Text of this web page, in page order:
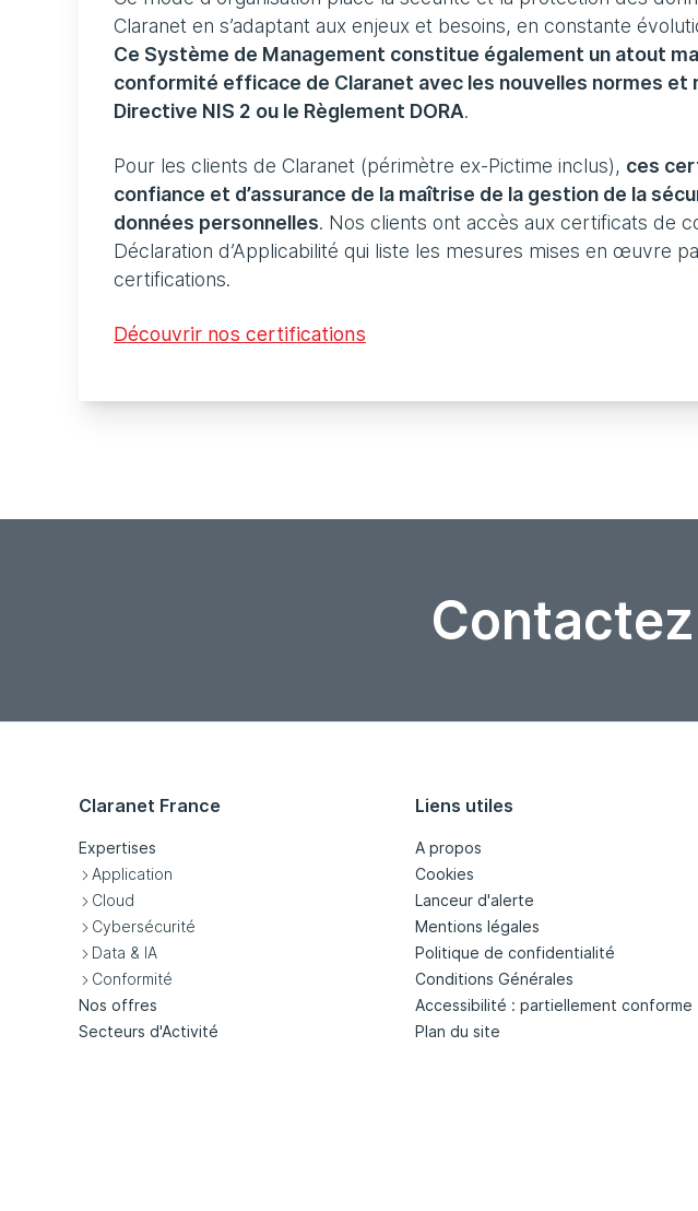
Claranet en s’adaptant aux enjeux et besoins, en constante
Ce Système de Management constitue également un atout
conformité efficace de Claranet avec les nouvelles normes et
Directive NIS 2 ou le Règlement DORA.
Pour les clients de Claranet (périmètre ex-Pictime inclus), ces
confiance et d’assurance de la maîtrise de la gestion de la
données personnelles. Nos clients ont accès aux certificats de
Déclaration d’Applicabilité qui liste les mesures mises en œuvre
certifications.
Découvrir nos certifications
Claranet France
Expertises
Application
Cloud
Cybersécurité
Data & IA
Conformité
Nos offres
Secteurs d'Activité
Liens utiles
A propos
Cookies
Lanceur d'alerte
Mentions légales
Politique de confidentialité
Conditions Générales
Accessibilité : partiellement conforme
Plan du site